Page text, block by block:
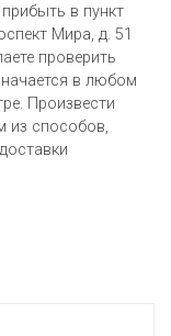
в пункт
Мира, д. 51
проверить
в любом
Произвести
из cпособов,